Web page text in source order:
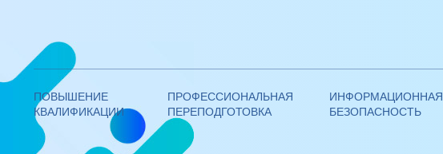
ПОВЫШЕНИЕ
КВАЛИФИКАЦИИ
ПРОФЕССИОНАЛЬНАЯ
ПЕРЕПОДГОТОВКА
ИНФОРМАЦИОННАЯ
БЕЗОПАСНОСТЬ